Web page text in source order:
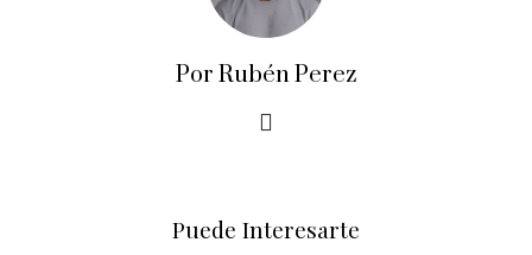
Por Rubén Perez
Puede Interesarte